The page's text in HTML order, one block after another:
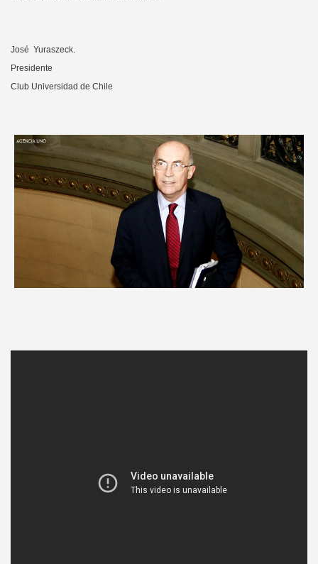
José Yuraszeck.
Presidente
Club Universidad de Chile